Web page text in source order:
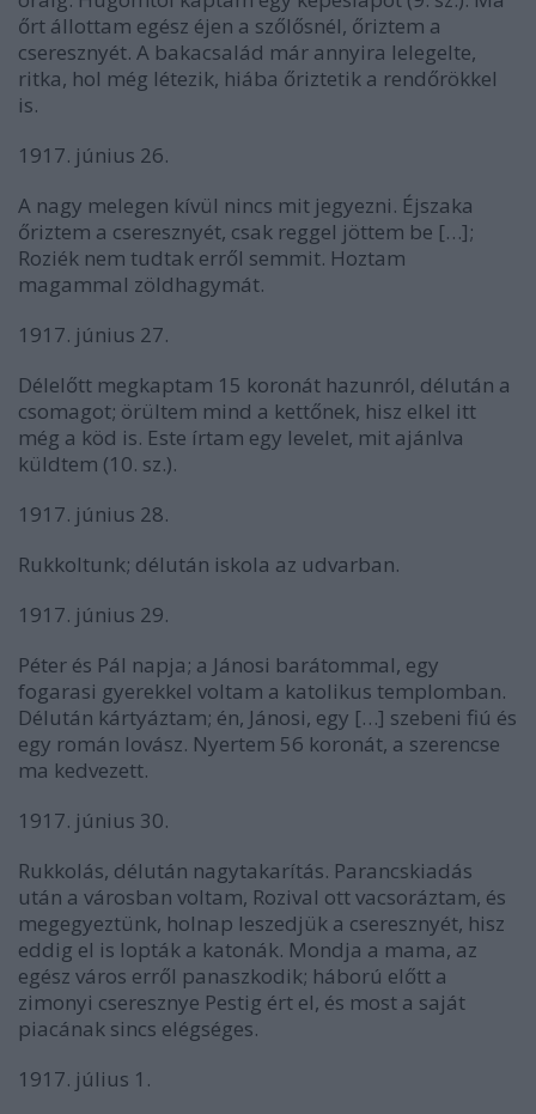
őrt állottam egész éjen a szőlősnél, őriztem a
cseresznyét. A bakacsalád már annyira lelegelte,
ritka, hol még létezik, hiába őriztetik a rendőrökkel
is.
1917. június 26.
A nagy melegen kívül nincs mit jegyezni. Éjszaka
őriztem a cseresznyét, csak reggel jöttem be […];
Roziék nem tudtak erről semmit. Hoztam
magammal zöldhagymát.
1917. június 27.
Délelőtt megkaptam 15 koronát hazunról, délután a
csomagot; örültem mind a kettőnek, hisz elkel itt
még a köd is. Este írtam egy levelet, mit ajánlva
küldtem (10. sz.).
1917. június 28.
Rukkoltunk; délután iskola az udvarban.
1917. június 29.
Péter és Pál napja; a Jánosi barátommal, egy
fogarasi gyerekkel voltam a katolikus templomban.
Délután kártyáztam; én, Jánosi, egy […] szebeni fiú és
egy román lovász. Nyertem 56 koronát, a szerencse
ma kedvezett.
1917. június 30.
Rukkolás, délután nagytakarítás. Parancskiadás
után a városban voltam, Rozival ott vacsoráztam, és
megegyeztünk, holnap leszedjük a cseresznyét, hisz
eddig el is lopták a katonák. Mondja a mama, az
egész város erről panaszkodik; háború előtt a
zimonyi cseresznye Pestig ért el, és most a saját
piacának sincs elégséges.
1917. július 1.